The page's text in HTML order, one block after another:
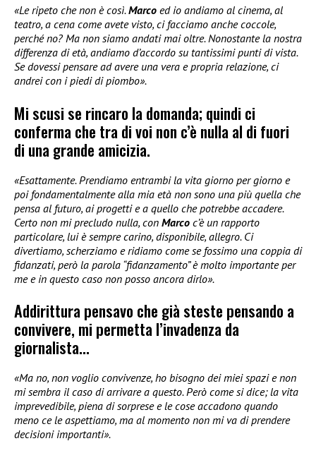
«Le ripeto che non è così.Marco ed io andiamo al cinema, al
teatro, a cena come avete visto, ci facciamo anche coccole,
perché no? Ma non siamo andati mai oltre. Nonostante la nostra
differenza di età, andiamo d’accordo su tantissimi punti di vista.
Se dovessi pensare ad avere una vera e propria relazione, ci
andrei con i piedi di piombo».
Mi scusi se rincaro la domanda; quindi ci
conferma che tra di voi non c’è nulla al di fuori
di una grande amicizia.
«Esattamente. Prendiamo entrambi la vita giorno per giorno e
poi fondamentalmente alla mia età non sono una più quella che
pensa al futuro, ai progetti e a quello che potrebbe accadere.
Certo non mi precludo nulla, con Marco c’è un rapporto
particolare, lui è sempre carino, disponibile, allegro. Ci
divertiamo, scherziamo e ridiamo come se fossimo una coppia di
fidanzati, però la parola “fidanzamento” è molto importante per
me e in questo caso non posso ancora dirlo».
Addirittura pensavo che già steste pensando a
convivere, mi permetta l’invadenza da
giornalista…
«Ma no, non voglio convivenze, ho bisogno dei miei spazi e non
mi sembra il caso di arrivare a questo. Però come si dice; la vita
imprevedibile, piena di sorprese e le cose accadono quando
meno ce le aspettiamo, ma al momento non mi va di prendere
decisioni importanti».